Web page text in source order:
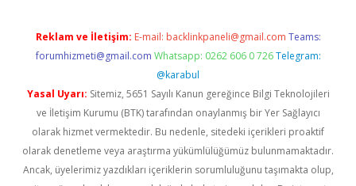
Reklam ve İletişim: E-mail: backlinkpaneli@gmail.com Teams:
forumhizmeti@gmail.com Whatsapp: 0262 606 0 726 Telegram:
@karabul
Yasal Uyarı: Sitemiz, 5651 Sayılı Kanun gereğince Bilgi Teknolojileri
ve İletişim Kurumu (BTK) tarafından onaylanmış bir Yer Sağlayıcı
olarak hizmet vermektedir. Bu nedenle, sitedeki içerikleri proaktif
olarak denetleme veya araştırma yükümlülüğümüz bulunmamaktadır.
Ancak, üyelerimiz yazdıkları içeriklerin sorumluluğunu taşımakta olup,